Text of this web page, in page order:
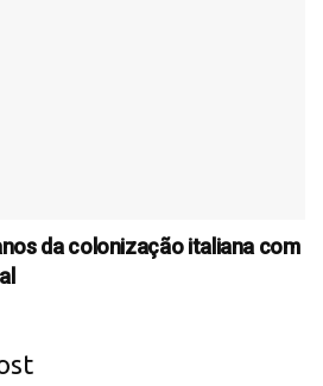
da colonização italiana com